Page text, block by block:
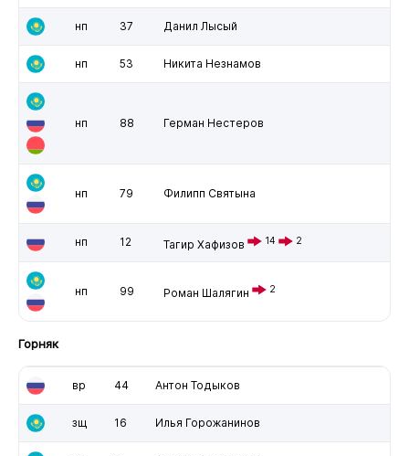
нп 37 Данил Лысый
нп 53 Никита Незнамов
нп 88 Герман Нестеров
нп 79 Филипп Святына
нп 12 Тагир Хафизов 14 2
нп 99 Роман Шалягин 2
Горняк
вр 44 Антон Тодыков
зщ 16 Илья Горожанинов